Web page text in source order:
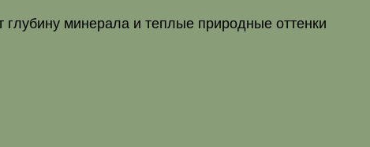
глубину минерала и теплые природные оттенки